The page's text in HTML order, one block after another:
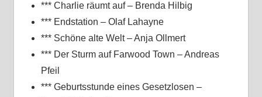
*** Charlie räumt auf – Brenda Hilbig
*** Endstation – Olaf Lahayne
*** Schöne alte Welt – Anja Ollmert
*** Der Sturm auf Farwood Town – Andreas
Pfeil
*** Geburtsstunde eines Gesetzlosen –